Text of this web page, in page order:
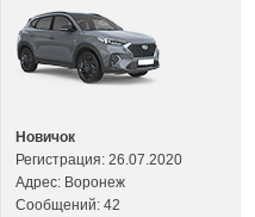
Новичок
Регистрация: 26.07.2020
Адрес: Воронеж
Сообщений: 42